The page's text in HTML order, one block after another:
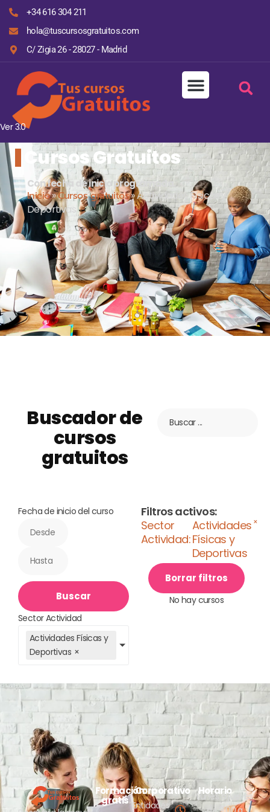
+34 616 304 211
hola@tuscursosgratuitos.com
C/ Zigia 26 - 28027 - Madrid
Ver 3.0
Cursos Gratuitos
Con fecha de inicio programada.
Inicio»Cursos gratuitos»Actividades Físicas y
Deportivas
Buscador de
cursos
gratuitos
Fecha de inicio del curso
Buscar
Sector Actividad
Actividades Físicas y
Deportivas ×
Filtros activos:
Sector
Actividad:
Actividades
Físicas y
Deportivas
×
Borrar filtros
No hay cursos
Formación
gratis
Corporativo
Entidades
Horario
Lunes a jueves